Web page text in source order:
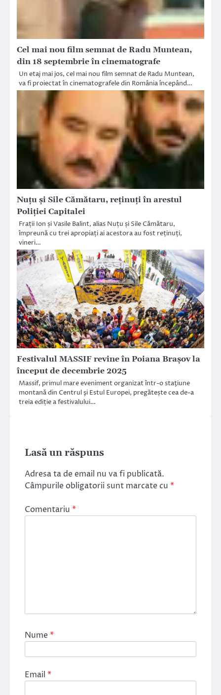
Cel mai nou film semnat de Radu Muntean,
din 18 septembrie în cinematografe
Un etaj mai jos, cel mai nou film semnat de Radu Muntean,
va fi proiectat în cinematografele din România începând…
Nuțu și Sile Cămătaru, reținuți în arestul
Poliției Capitalei
Frații Ion și Vasile Balint, alias Nuțu și Sile Cămătaru,
împreună cu trei apropiați ai acestora au fost reținuți,
vineri…
Festivalul MASSIF revine în Poiana Brașov la
început de decembrie 2025
Massif, primul mare eveniment organizat într-o staţiune
montană din Centrul şi Estul Europei, pregătește cea de-a
treia ediție a festivalului…
Lasă un răspuns
Adresa ta de email nu va fi publicată.
Câmpurile obligatorii sunt marcate cu *
Comentariu *
Nume*
Email *